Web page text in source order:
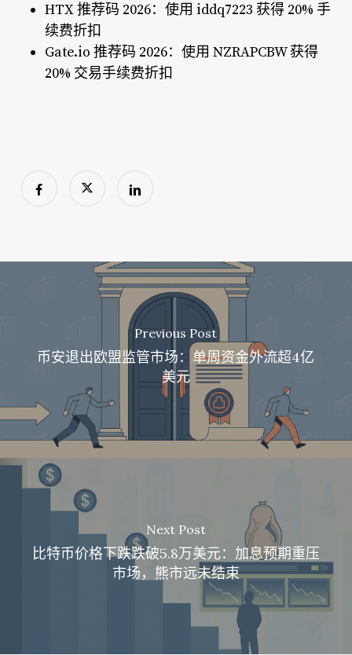
HTX 推荐码 2026：使用 iddq7223 获得 20% 手
续费折扣
Gate.io 推荐码 2026：使用 NZRAPCBW 获得
20% 交易手续费折扣
Previous Post
币安退出欧盟监管市场：单周资金外流超4亿
美元
Next Post
比特币价格下跌跌破5.8万美元：加息预期重压
市场，熊市远未结束